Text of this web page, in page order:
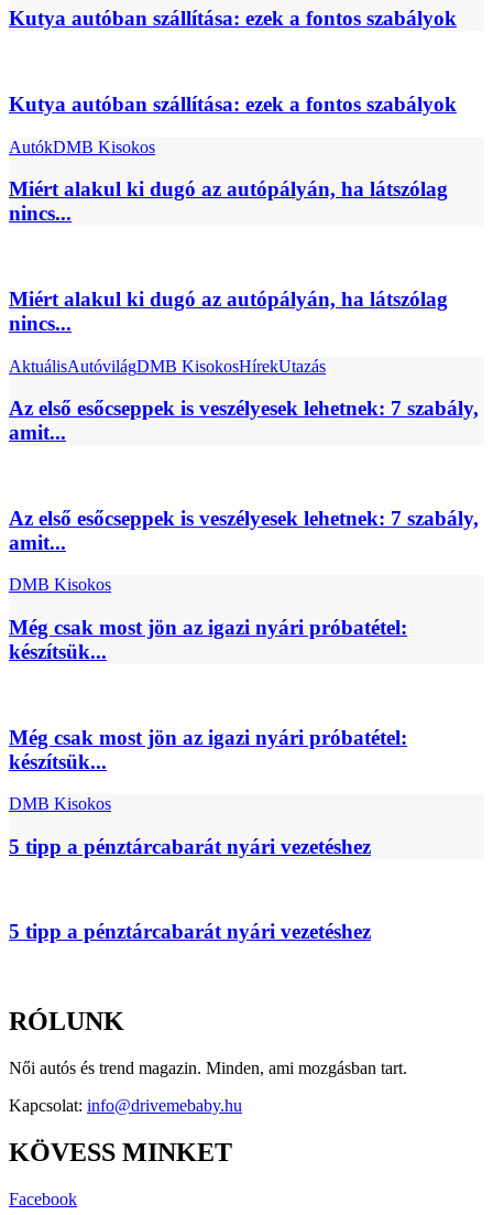
Kutya autóban szállítása: ezek a fontos szabályok
Kutya autóban szállítása: ezek a fontos szabályok
AutókDMB Kisokos
Miért alakul ki dugó az autópályán, ha látszólag
nincs...
Miért alakul ki dugó az autópályán, ha látszólag
nincs...
AktuálisAutóvilágDMB KisokosHírekUtazás
Az első esőcseppek is veszélyesek lehetnek: 7 szabály,
amit...
Az első esőcseppek is veszélyesek lehetnek: 7 szabály,
amit...
DMB Kisokos
Még csak most jön az igazi nyári próbatétel:
készítsük...
Még csak most jön az igazi nyári próbatétel:
készítsük...
DMB Kisokos
5 tipp a pénztárcabarát nyári vezetéshez
5 tipp a pénztárcabarát nyári vezetéshez
RÓLUNK
Női autós és trend magazin. Minden, ami mozgásban tart.
Kapcsolat: info@drivemebaby.hu
KÖVESS MINKET
Facebook